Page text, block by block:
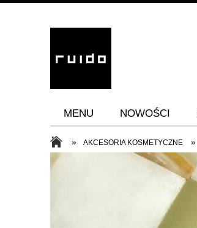
MENU NOWOŚCI
» AKCESORIA KOSMETYCZNE »